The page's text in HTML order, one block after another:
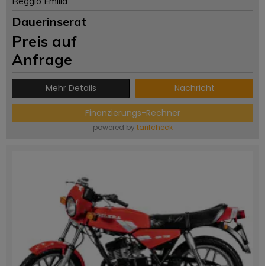
Dauerinserat
Preis auf
Anfrage
Mehr Details Nachricht
Finanzierungs-Rechner
powered by tarifcheck